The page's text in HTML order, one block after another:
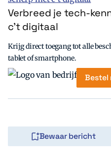
Verbreed je tech-
c’t digitaal
Krijg direct toegang tot alle
tablet of smartphone.
Bestel
Bewaar bericht